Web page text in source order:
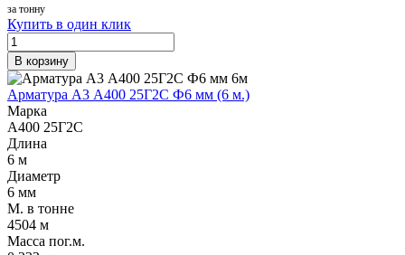
за тонну
Купить в один клик
В корзину
Арматура А3 А400 25Г2С Ф6 мм (6 м.)
Марка
А400 25Г2С
Длина
6 м
Диаметр
6 мм
М. в тонне
4504 м
Масса пог.м.